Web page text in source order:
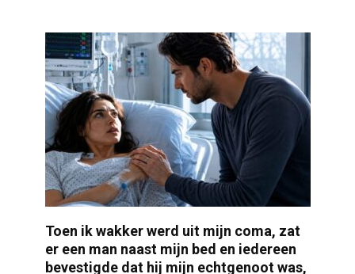
Toen ik wakker werd uit mijn coma, zat
er een man naast mijn bed en iedereen
bevestigde dat hij mijn echtgenoot was,